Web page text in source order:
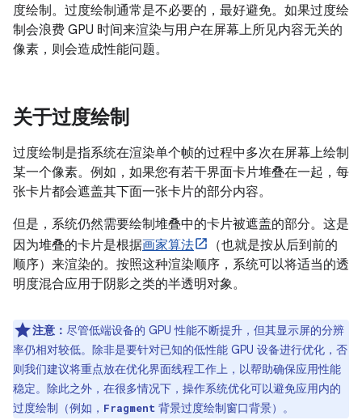
度绘制。 过度绘制通常是不必要的，最好避免。如果过度绘
制会浪费 GPU 时间来渲染与用户在屏幕上所见内容无关的
像素，则会造成性能问题。
关于过度绘制
过度绘制是指系统在渲染单个帧的过程中多次在屏幕上绘制
某一个像素。例如，如果您有若干界面卡片堆叠在一起，每
张卡片都会遮盖其下面一张卡片的部分内容。
但是，系统仍然需要绘制堆叠中的卡片被遮盖的部分。这是
因为堆叠的卡片是根据画家算法
（也就是按从后到前的
顺序）来渲染的。按照这种渲染顺序，系统可以将适当的透
明度混合应用于阴影之类的半透明对象。
注意： 尽管低端设备的 GPU 性能不断提升，但其显示屏的分辨
率仍相对较低。除非是要针对已知的低性能 GPU 设备进行优化，否
则我们建议将重点放在优化界面线程工作上，以帮助确保应用性能
稳定。除此之外，在很多情况下，操作系统优化可以避免应用内的
过度绘制（例如， Fragment 背景过度绘制窗口背景）。